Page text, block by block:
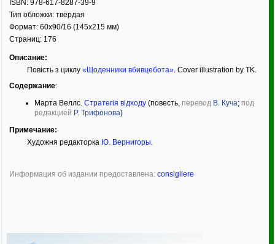
ISBN: 978-617-8287-39-9
Тип обложки: твёрдая
Формат: 60x90/16 (145x215 мм)
Страниц: 176
Описание:
Повість з циклу «Щоденники вбивцебота». Cover illustration by TK.
Содержание:
Марта Веллс. Стратегія відходу (повесть, перевод В. Куча; под
редакцией Р. Трифонова)
Примечание:
Художня редакторка Ю. Вернигоры.
Информация об издании предоставлена: consigliere